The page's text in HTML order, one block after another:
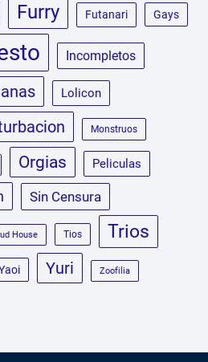
Furry Futanari Gays
Incompletos
Lolicon
Monstruos
Orgias Peliculas
Sin Censura
House Tios Trios
Yuri Zoofilia